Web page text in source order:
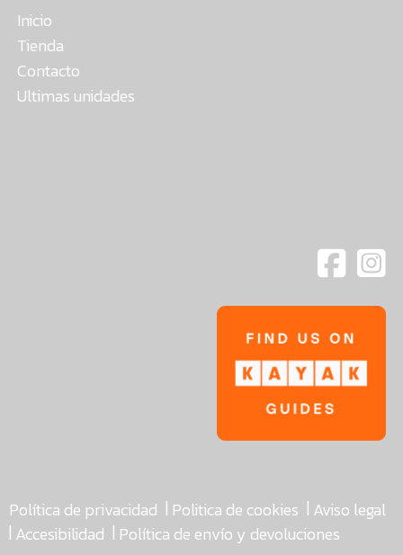
Inicio
Tienda
Contacto
Ultimas unidades
Política de privacidad | Politica de cookies | Aviso legal
| Accesibilidad | Política de envío y devoluciones